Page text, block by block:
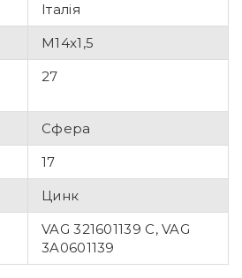
Італія
M14x1,5
27
Сфера
17
Цинк
VAG 321601139 C, VAG
3A0601139